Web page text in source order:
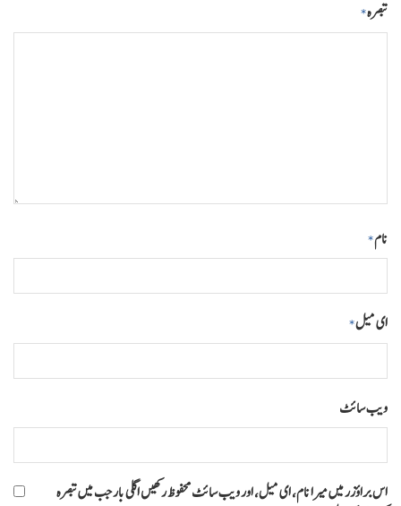
تبصرہ*
نام*
ای میل*
ویب‌ سائٹ
اس براؤزر میں میرا نام، ای میل، اور ویب سائٹ محفوظ رکھیں اگلی بار جب میں تبصرہ